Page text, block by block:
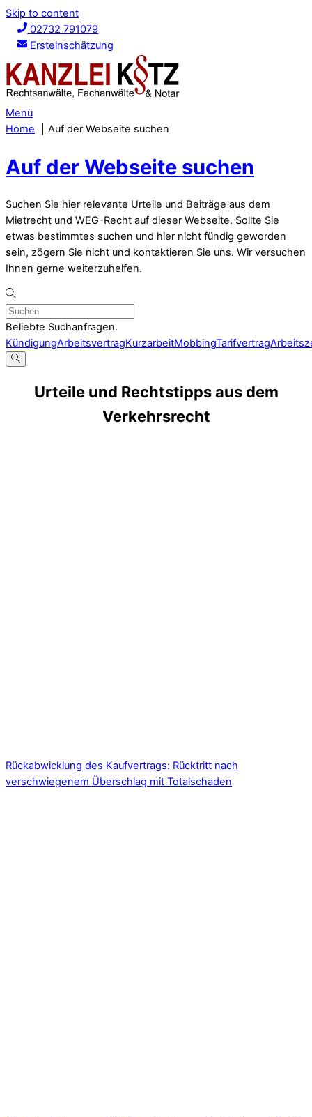
Skip to content
02732 791079
Ersteinschätzung
Menü
Home
Auf der Webseite suchen
Auf der Webseite suchen
Suchen Sie hier relevante Urteile und Beiträge aus dem
Mietrecht und WEG-Recht auf dieser Webseite. Sollte Sie
etwas bestimmtes suchen und hier nicht fündig geworden
sein, zögern Sie nicht und kontaktieren Sie uns. Wir versuchen
Ihnen gerne weiterzuhelfen.
Beliebte Suchanfragen.
KündigungArbeitsvertragKurzarbeitMobbingTarifvertrag
Urteile und Rechtstipps aus dem
Verkehrsrecht
Rückabwicklung des Kaufvertrags: Rücktritt nach
verschwiegenem Überschlag mit Totalschaden